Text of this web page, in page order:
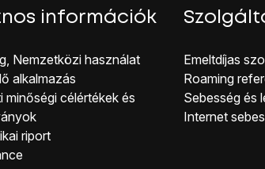
információk
Nemzetközi használat
alkalmazás
minőségi célérté kek és
riport
Emeltdíjas
Roaming
Sebesség és
Internet